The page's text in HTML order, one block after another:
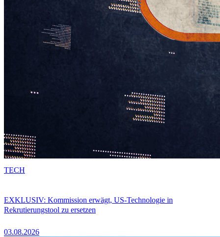
EXKLUSIV: Kommission erwägt, US-Technologie in
Rekrutierungstool zu ersetzen
03.08.2026
TECH